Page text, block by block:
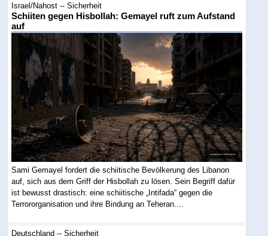
Israel/Nahost -- Sicherheit
Schiiten gegen Hisbollah: Gemayel ruft zum Aufstand
auf
Sami Gemayel fordert die schiitische Bevölkerung des Libanon
auf, sich aus dem Griff der Hisbollah zu lösen. Sein Begriff dafür
ist bewusst drastisch: eine schiitische „Intifada“ gegen die
Terrororganisation und ihre Bindung an Teheran....
Deutschland -- Sicherheit